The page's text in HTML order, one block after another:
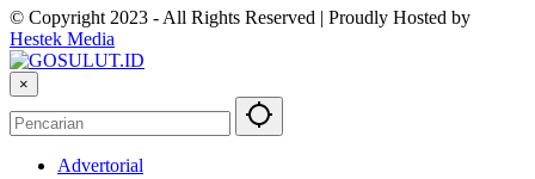
© Copyright 2023 - All Rights Reserved | Proudly Hosted by
Hestek Media
×
Advertorial